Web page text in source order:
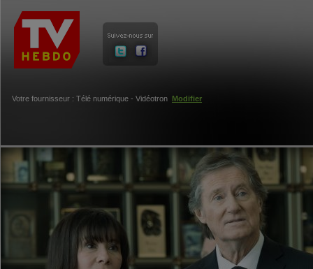
Votre fournisseur : Télé numérique - Vidéotron Modifier